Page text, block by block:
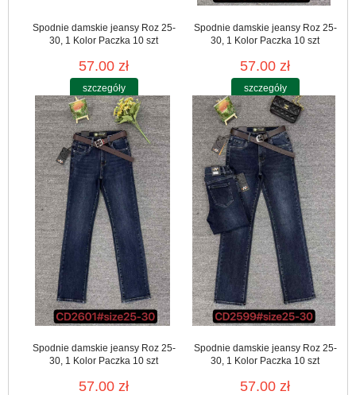
Spodnie damskie jeansy Roz 25-
30, 1 Kolor Paczka 10 szt
57.00 zł
szczegóły
Spodnie damskie jeansy Roz 25-
30, 1 Kolor Paczka 10 szt
57.00 zł
szczegóły
Spodnie damskie jeansy Roz 25-
30, 1 Kolor Paczka 10 szt
57.00 zł
Spodnie damskie jeansy Roz 25-
30, 1 Kolor Paczka 10 szt
57.00 zł